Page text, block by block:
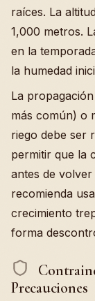
raíces. La
1,000 metros.
en la
la humedad
La
más común) o
riego debe ser
permitir que la
antes de volver
recomienda
crecimiento
forma
Precauciones